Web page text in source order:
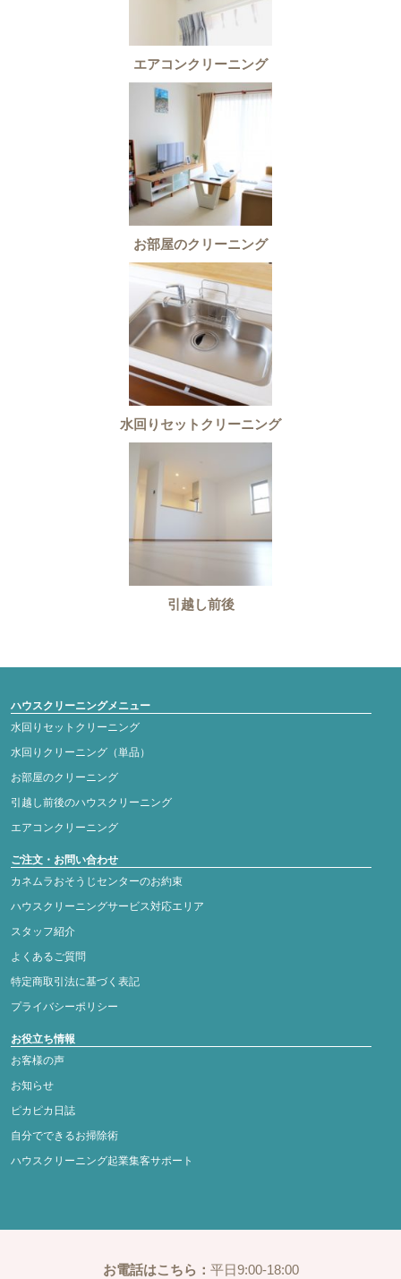
エアコンクリーニング
お部屋のクリーニング
水回りセットクリーニング
引越し前後
ハウスクリーニングメニュー
水回りセットクリーニング
水回りクリーニング（単品）
お部屋のクリーニング
引越し前後のハウスクリーニング
エアコンクリーニング
ご注文・お問い合わせ
カネムラおそうじセンターのお約束
ハウスクリーニングサービス対応エリア
スタッフ紹介
よくあるご質問
特定商取引法に基づく表記
プライバシーポリシー
お役立ち情報
お客様の声
お知らせ
ピカピカ日誌
自分でできるお掃除術
ハウスクリーニング起業集客サポート
お電話はこちら： 平日9:00-18:00